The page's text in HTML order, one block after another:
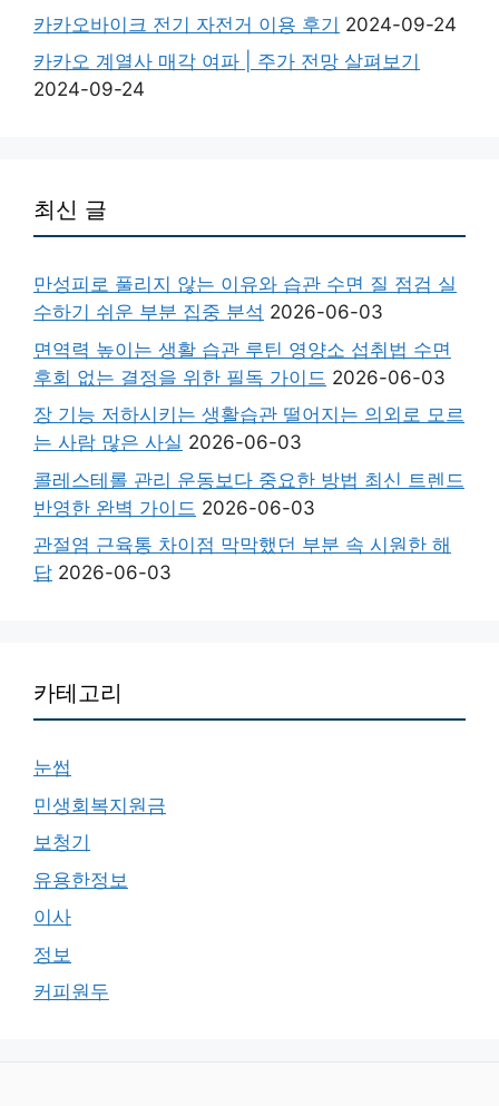
카카오바이크 전기 자전거 이용 후기 2024-09-24
카카오 계열사 매각 여파 | 주가 전망 살펴보기
2024-09-24
최신 글
만성피로 풀리지 않는 이유와 습관 수면 질 점검 실
수하기 쉬운 부분 집중 분석 2026-06-03
면역력 높이는 생활 습관 루틴 영양소 섭취법 수면
후회 없는 결정을 위한 필독 가이드 2026-06-03
장 기능 저하시키는 생활습관 떨어지는 의외로 모르
는 사람 많은 사실 2026-06-03
콜레스테롤 관리 운동보다 중요한 방법 최신 트렌드
반영한 완벽 가이드 2026-06-03
관절염 근육통 차이점 막막했던 부분 속 시원한 해
답 2026-06-03
카테고리
눈썹
민생회복지원금
보청기
유용한정보
이사
정보
커피원두